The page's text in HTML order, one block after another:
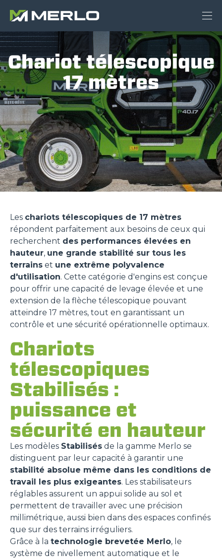
Chariot télescopique
17 mètres
Les chariots télescopiques de 17 mètres
répondent parfaitement aux besoins de ceux qui
recherchent des performances élevées en
hauteur, une grande stabilité sur tous les
terrains et une extrême polyvalence
d'utilisation. Cette catégorie d'engins est conçue
pour offrir une capacité de levage élevée et une
extension de la flèche télescopique pouvant
atteindre 17 mètres, tout en garantissant un
contrôle et une sécurité opérationnelle optimaux.
Chariots
télescopiques
Stabilisés :
puissance et
sécurité en hauteur
Les modèles Stabilisés de la gamme Merlo se
distinguent par leur capacité à garantir une
stabilité absolue même dans les conditions de
travail les plus exigeantes. Les stabilisateurs
réglables assurent un appui solide au sol et
permettent de travailler avec une précision
millimétrique, aussi bien dans des espaces confinés
que sur des terrains irréguliers.
Grâce à la technologie brevetée Merlo, le
système de nivellement automatique et le